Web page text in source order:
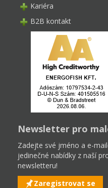
Kariéra
B2B kontakt
Newsletter pro
Zadejte své jméno a e-
jedinečné nabídky z naší
newsletteru!
Zaregistrovat se